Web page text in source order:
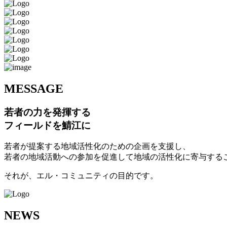
MESSAGE
若者の力を発揮する
フィールドを鯖江に
若者が提案する地域活性化のための企画を支援し、
若者の地域活動への参加を促進して地域の活性化に寄与する
それが、エル・コミュニティの目的です。
NEWS